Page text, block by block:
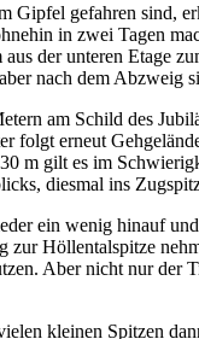
Gipfel gefahren sind,
in zwei Tagen
der unteren Etage
nach dem Abzweig
am Schild des
folgt erneut
m gilt es im
diesmal ins
ein wenig hinauf
zur Höllentalspitze
Aber nicht nur der
kleinen Spitzen